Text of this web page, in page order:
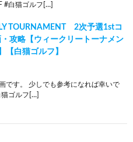
#白猫ゴルフ[…]
TOURNAMENT 2次予選1stコ
攻略【ウィークリートーナメン
【白猫ゴルフ】
です。 少しでも参考になれば幸いで
ゴルフ[…]